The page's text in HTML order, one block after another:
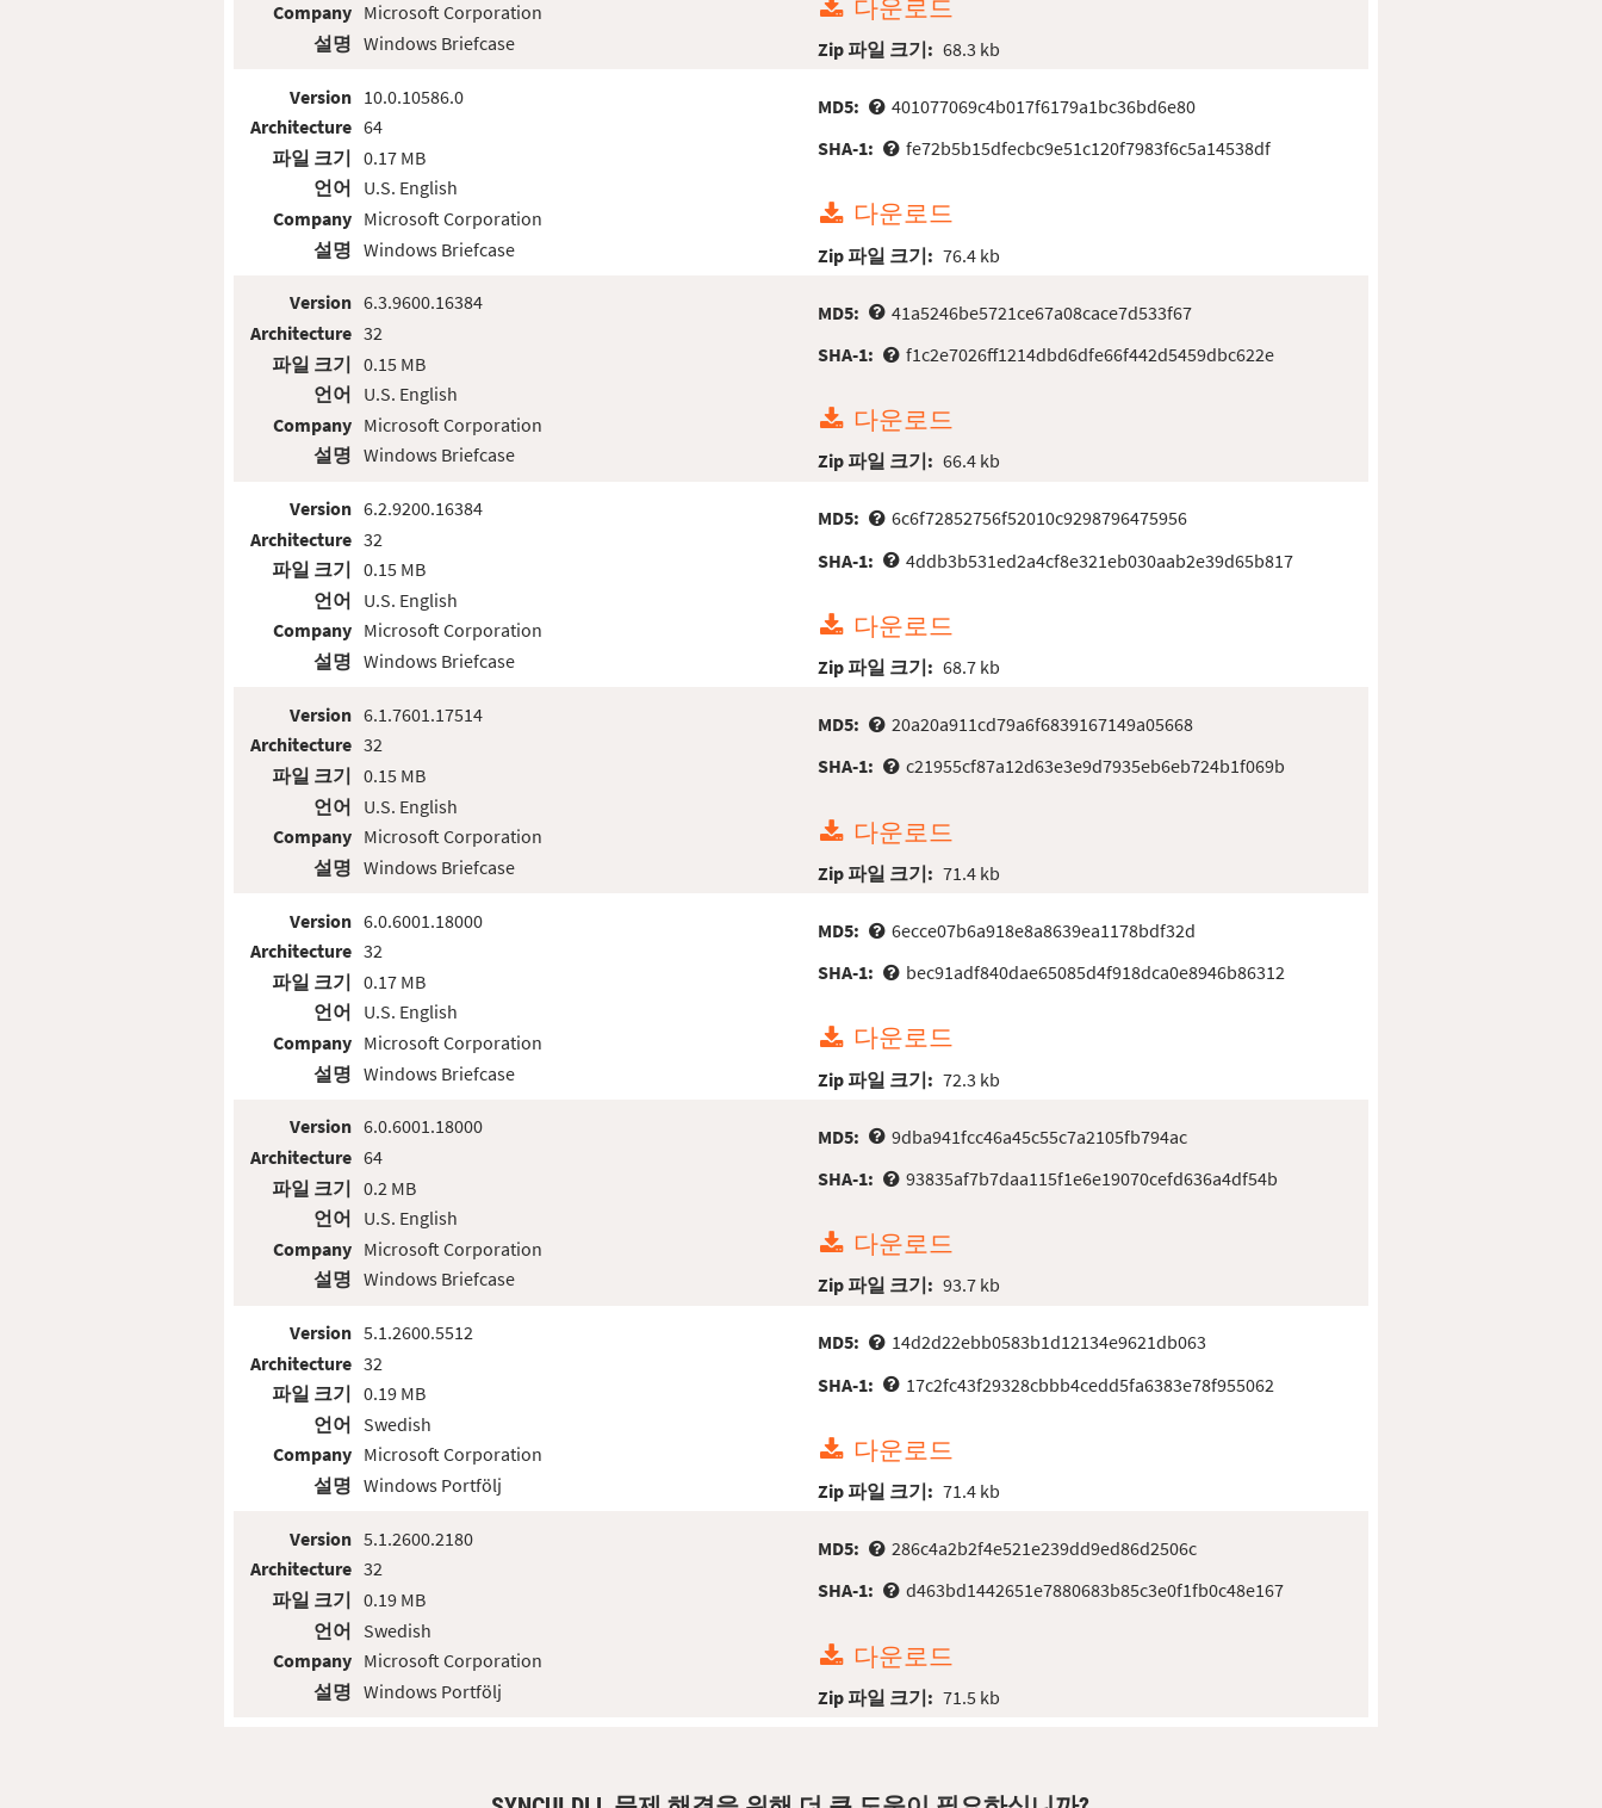
Company
설명
Microsoft Corporation
Windows Briefcase
다운로드
Zip 파일 크기: 68.3 kb
Version
Architecture
파일 크기
언어
Company
설명
10.0.10586.0
64
0.17 MB
U.S. English
Microsoft Corporation
Windows Briefcase
MD5:
401077069c4b017f6179a1bc36bd6e80
SHA-1:
fe72b5b15dfecbc9e51c120f7983f6c5a14538df
다운로드
Zip 파일 크기: 76.4 kb
Version
Architecture
파일 크기
언어
Company
설명
6.3.9600.16384
32
0.15 MB
U.S. English
Microsoft Corporation
Windows Briefcase
MD5:
41a5246be5721ce67a08cace7d533f67
SHA-1:
f1c2e7026ff1214dbd6dfe66f442d5459dbc622e
다운로드
Zip 파일 크기: 66.4 kb
Version
Architecture
파일 크기
언어
Company
설명
6.2.9200.16384
32
0.15 MB
U.S. English
Microsoft Corporation
Windows Briefcase
MD5:
6c6f72852756f52010c9298796475956
SHA-1:
4ddb3b531ed2a4cf8e321eb030aab2e39d65b817
다운로드
Zip 파일 크기: 68.7 kb
Version
Architecture
파일 크기
언어
Company
설명
6.1.7601.17514
32
0.15 MB
U.S. English
Microsoft Corporation
Windows Briefcase
MD5:
20a20a911cd79a6f6839167149a05668
SHA-1:
c21955cf87a12d63e3e9d7935eb6eb724b1f069b
다운로드
Zip 파일 크기: 71.4 kb
Version
Architecture
파일 크기
언어
Company
설명
6.0.6001.18000
32
0.17 MB
U.S. English
Microsoft Corporation
Windows Briefcase
MD5:
6ecce07b6a918e8a8639ea1178bdf32d
SHA-1:
bec91adf840dae65085d4f918dca0e8946b86312
다운로드
Zip 파일 크기: 72.3 kb
Version
Architecture
파일 크기
언어
Company
설명
6.0.6001.18000
64
0.2 MB
U.S. English
Microsoft Corporation
Windows Briefcase
MD5:
9dba941fcc46a45c55c7a2105fb794ac
SHA-1:
93835af7b7daa115f1e6e19070cefd636a4df54b
다운로드
Zip 파일 크기: 93.7 kb
Version
Architecture
파일 크기
언어
Company
설명
5.1.2600.5512
32
0.19 MB
Swedish
Microsoft Corporation
Windows Portfölj
MD5:
14d2d22ebb0583b1d12134e9621db063
SHA-1:
17c2fc43f29328cbbb4cedd5fa6383e78f955062
다운로드
Zip 파일 크기: 71.4 kb
Version
Architecture
파일 크기
언어
Company
설명
5.1.2600.2180
32
0.19 MB
Swedish
Microsoft Corporation
Windows Portfölj
MD5:
286c4a2b2f4e521e239dd9ed86d2506c
SHA-1:
d463bd1442651e7880683b85c3e0f1fb0c48e167
다운로드
Zip 파일 크기: 71.5 kb